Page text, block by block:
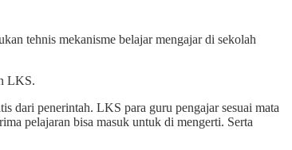
tehnis mekanisme belajar mengajar di sekolah
LKS.
dari penerintah. LKS para guru pengajar sesuai mata
pelajaran bisa masuk untuk di mengerti. Serta